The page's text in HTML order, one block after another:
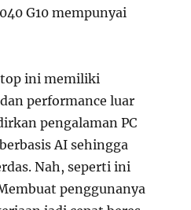
G10 mempunyai
ini memiliki
performance luar
pengalaman PC
AI sehingga
Nah, seperti ini
penggunanya